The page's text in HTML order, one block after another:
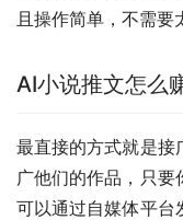
且操作简单，不需要
AI小说推文怎么
最直接的方式就是接
广他们的作品，只
可以通过自媒体平台